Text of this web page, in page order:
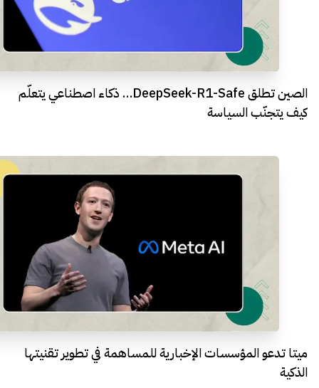
الصين تطلق DeepSeek-R1-Safe… ذكاء اصطناعي يتعلّم
كيف يتجنّب السياسة
ميتا تدعو المؤسسات الإخبارية للمساهمة في تطوير تقنيتها
الذكية